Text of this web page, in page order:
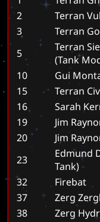
2
Terran
3
Terran
5
Terran
(Tank
10
Gui
15
Terran
16
Sarah
19
Jim
20
Jim
23
Edmund
Tank)
32
Firebat
37
Zerg
38
Zerg